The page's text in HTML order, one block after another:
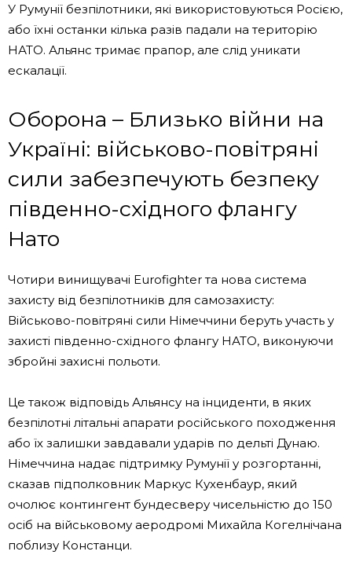
У Румунії безпілотники, які використовуються Росією,
або їхні останки кілька разів падали на територію
НАТО. Альянс тримає прапор, але слід уникати
ескалації.
Оборона – Близько війни на
Україні: військово-повітряні
сили забезпечують безпеку
південно-східного флангу
Нато
Чотири винищувачі Eurofighter та нова система
захисту від безпілотників для самозахисту:
Військово-повітряні сили Німеччини беруть участь у
захисті південно-східного флангу НАТО, виконуючи
збройні захисні польоти.
Це також відповідь Альянсу на інциденти, в яких
безпілотні літальні апарати російського походження
або їх залишки завдавали ударів по дельті Дунаю.
Німеччина надає підтримку Румунії у розгортанні,
сказав підполковник Маркус Кухенбаур, який
очолює контингент бундесверу чисельністю до 150
осіб на військовому аеродромі Михайла Когелнічана
поблизу Констанци.